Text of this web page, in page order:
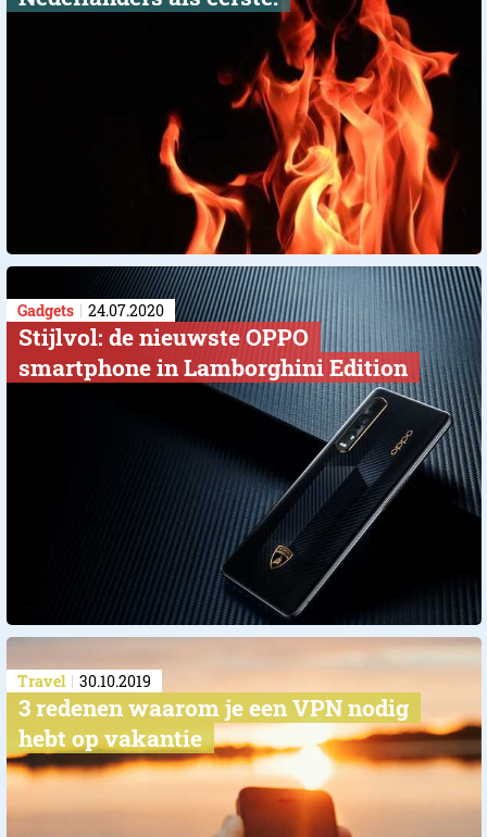
Gadgets 24.07.2020
Stijlvol: de nieuwste OPPO
smartphone in Lamborghini Edition
Travel 30.10.2019
​3 redenen waarom je een VPN nodig
hebt op vakantie